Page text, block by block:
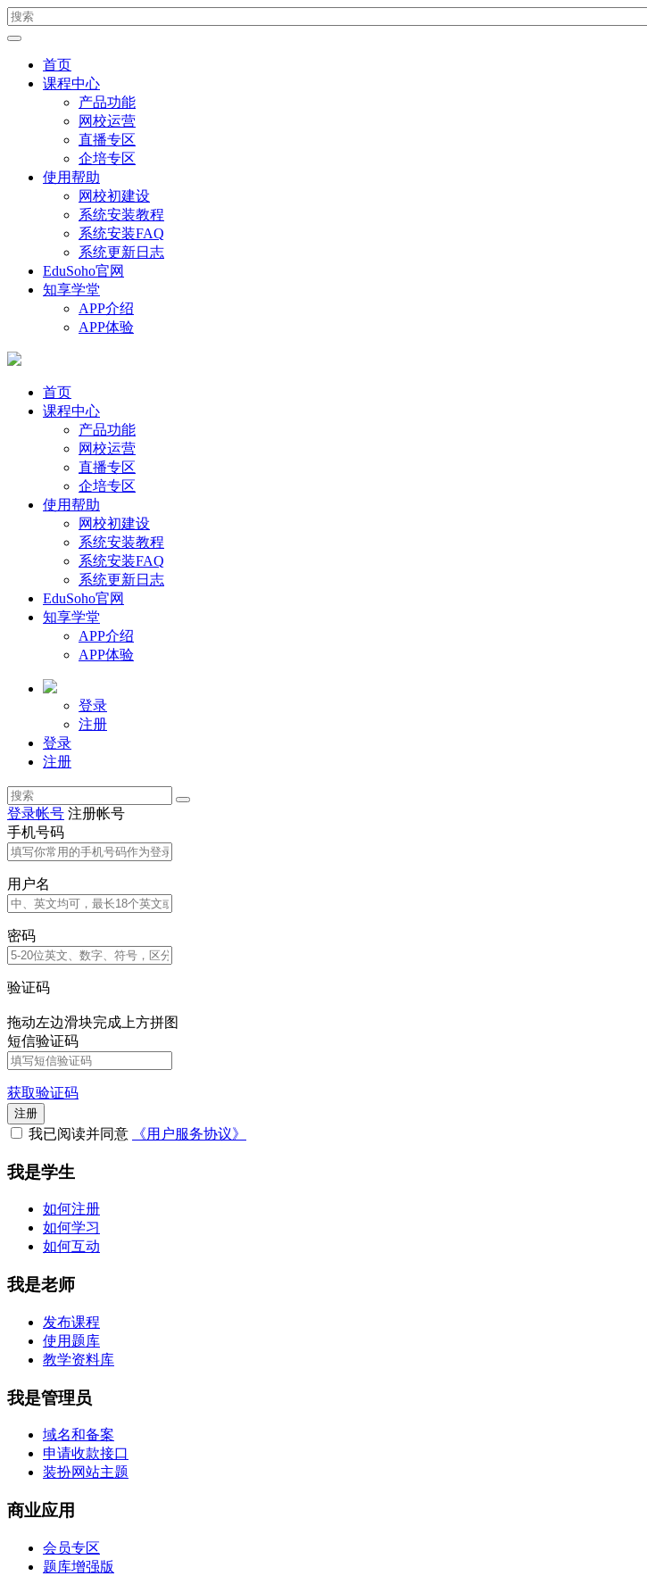
首页
课程中心
产品功能
网校运营
直播专区
企培专区
使用帮助
网校初建设
系统安装教程
系统安装FAQ
系统更新日志
EduSoho官网
知享学堂
APP介绍
APP体验
首页
课程中心
产品功能
网校运营
直播专区
企培专区
使用帮助
网校初建设
系统安装教程
系统安装FAQ
系统更新日志
EduSoho官网
知享学堂
APP介绍
APP体验
登录
注册
登录
注册
登录帐号 注册帐号
手机号码
用户名
密码
验证码
拖动左边滑块完成上方拼图
短信验证码
获取验证码
注册
我已阅读并同意 《用户服务协议》
我是学生
如何注册
如何学习
如何互动
我是老师
发布课程
使用题库
教学资料库
我是管理员
域名和备案
申请收款接口
装扮网站主题
商业应用
会员专区
题库增强版